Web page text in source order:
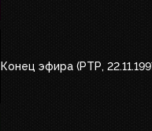
Конец эфира (РТР,